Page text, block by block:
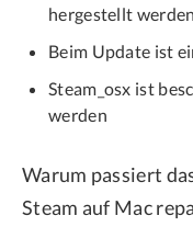
hergestellt werden
Beim Update ist
Steam_osx ist
werden
Warum passiert
Steam auf Mac